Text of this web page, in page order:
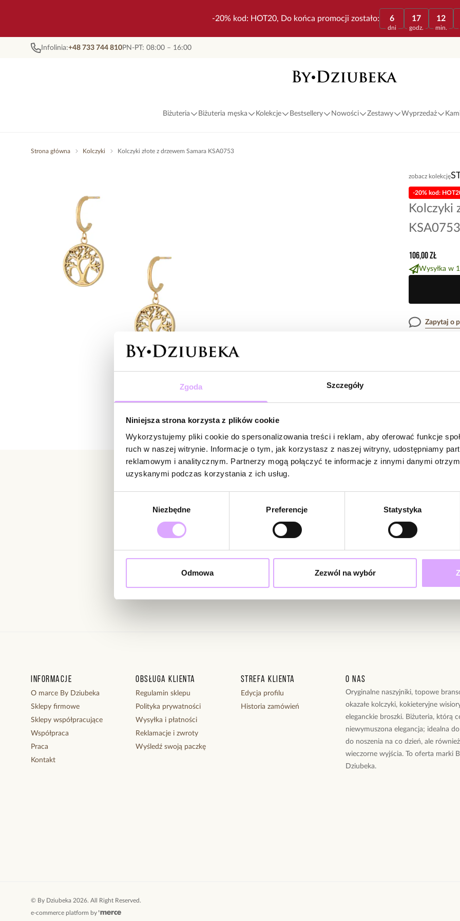
Zgoda Szczegóły
Niniejsza strona korzysta z plików cookie
Wykorzystujemy pliki cookie do spersonalizowania treści i reklam, aby oferować funkcje
ruch w naszej witrynie. Informacje o tym, jak korzystasz z naszej witryny, udostępniamy
reklamowym i analitycznym. Partnerzy mogą połączyć te informacje z innymi danymi
uzyskanymi podczas korzystania z ich usług.
Niezbędne Preferencje Statystyka
Odmowa Zezwól na wybór
-20% kod: HOT20, Do końca promocji zostało: 6
dni
17
godz.
12
min.
Infolinia:+48 733 744 810PN-PT: 08:00 – 16:00
Biżuteria Biżuteria męska Kolekcje Bestsellery Nowości Zestawy Wyprzedaż
Strona główna Kolczyki Kolczyki złote z drzewem Samara KSA0753
zobacz kolekcję
Kolczyki
KSA0753
-20% kod:
106,00 zł
Wysyłka w
Zapytaj o
Surowiec: stal
Zobacz inne
5/5
W naszej
Wprowadzając i zatwierdzając swoje dane wyrażasz zgodę na otrzymywanie newslettera na
Informacje
O marce By Dziubeka
Sklepy firmowe
Sklepy współpracujące
Współpraca
Praca
Kontakt
Obsługa klienta
Regulamin sklepu
Polityka prywatności
Wysyłka i płatności
Reklamacje i zwroty
Wyśledź swoją paczkę
Strefa klienta
Edycja profilu
Historia zamówień
O nas
Oryginalne naszyjniki, topowe
okazałe kolczyki, kokieteryjne
eleganckie broszki. Biżuteria, którą
niewymuszona elegancja; idealna
do noszenia na co dzień, ale
wieczorne wyjścia. To oferta marki
Dziubeka.
© By Dziubeka 2026. All Right Reserved.
e-commerce platform by